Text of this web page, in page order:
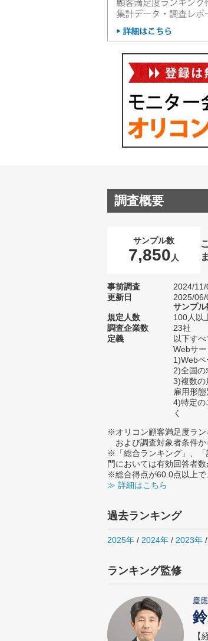
調査概要
サンプル数
7,850 人
事前調査
2024/
更新日
2025/06/
サンプル
規定人数
100人以
調査企業数
23社
定義
以下す
Webサー
1)Web
2)全国の
3)複数
雇用形態
4)特定
く
※オリコン顧客満足度ラン
および調査対象者条件か
※「総合ランキング」、「
門においては有効回答者
※総合得点が60.0点以上で
≫ 詳細はこちら
過去ランキング
2025年 / 2024年 / 2023年 /
ランキング監修
慶
【